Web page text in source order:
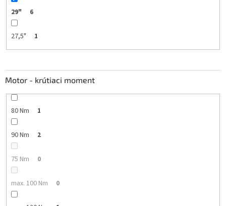
29" 6
27,5" 1
Motor - krútiaci moment
80 Nm 1
90 Nm 2
75 Nm 0
max. 100 Nm 0